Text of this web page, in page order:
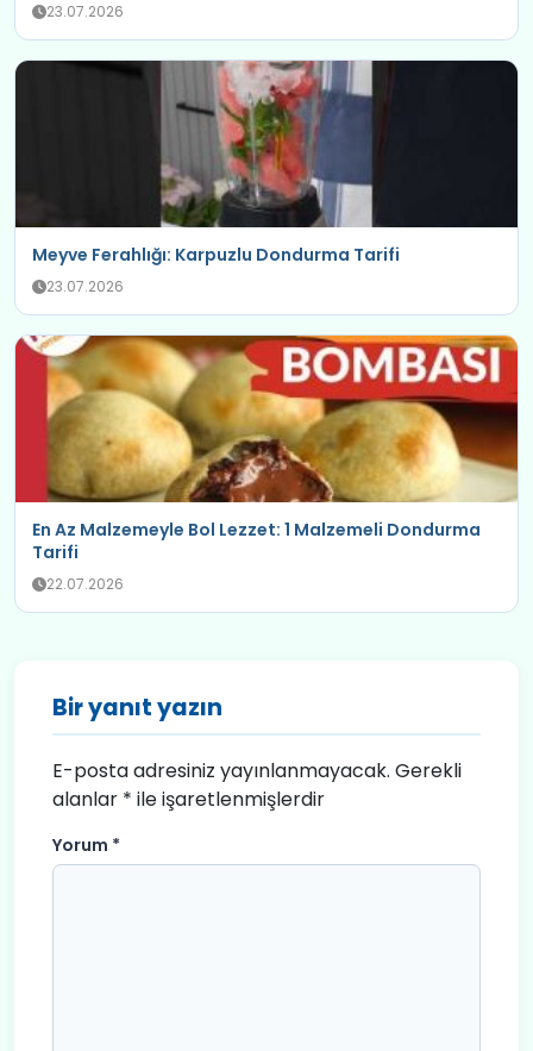
23.07.2026
Meyve Ferahlığı: Karpuzlu Dondurma Tarifi
23.07.2026
En Az Malzemeyle Bol Lezzet: 1 Malzemeli Dondurma
Tarifi
22.07.2026
Bir yanıt yazın
E-posta adresiniz yayınlanmayacak. Gerekli
alanlar * ile işaretlenmişlerdir
Yorum *